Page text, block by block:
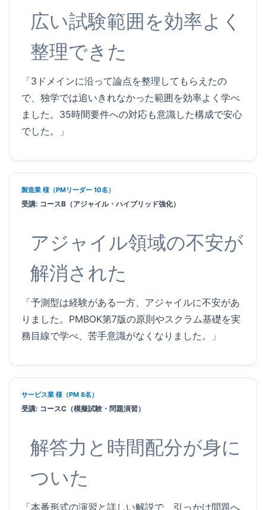
広い試験範囲を効率よく
整理できた
「3ドメインに沿って論点を整理してもらえたの
で、独学では追いきれなかった範囲を効率よく学べ
ました。35時間要件への対応も意識した構成で安心
でした。」
製造業 様（PMリーダー 10名）
受講: コースB（アジャイル・ハイブリッド強化）
アジャイル領域の不安が
解消された
「予測型は経験がある一方、アジャイルに不安があ
りました。PMBOK第7版の原則やスクラム基礎を実
務目線で学べ、苦手意識がなくなりました。」
サービス業 様（PM 8名）
受講: コースC（模擬試験・問題演習）
解答力と時間配分が身に
ついた
「本番形式の演習と詳しい解説で、引っかけ問題へ